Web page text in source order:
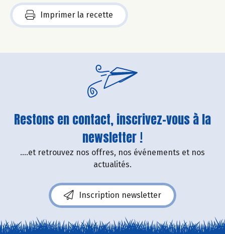
Imprimer la recette
Restons en contact, inscrivez-vous à la
newsletter !
....et retrouvez nos offres, nos événements et nos
actualités.
Inscription newsletter